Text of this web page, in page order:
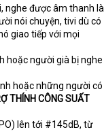
nghe được âm thanh là
nói chuyện, tivi dù có
giao tiếp với mọi
hoặc người già bị nghe
hoặc những người có
THÍNH CÔNG SUẤT
lên tới #145dB, từ